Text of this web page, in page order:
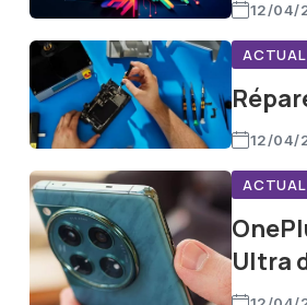
12/04/
12/04/
Ultra